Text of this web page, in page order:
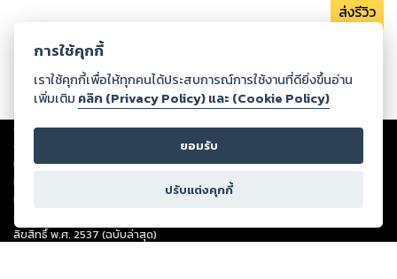
ส่งรีวิว
Copyright ©2026Storylog Co., Ltd. - สตอรี่ล็อกขอสงวนสิทธิ์ไม่รับผิดชอบ
ต่อผลงานหรือเนื้อหาใดที่อัปโหลดผ่านเว็บไซต์และปรากฏว่าละเมิดสิทธิใน
ทรัพย์สินทางปัญญาของบุคคลอื่นหรือขัดต่อกฎหมายและศีลธรรม ดังนั้น ผู้อ่าน
ทุกท่านโปรดใช้วิจารณญาณในการกลั่นกรองด้วยตนเอง และหากท่านพบว่าส่วน
หนึ่งส่วนใดขัดต่อกฎหมายและศีลธรรม กรุณาแจ้งมายังบริษัท เพื่อทีมงานจะได้
ดำเนินการในทันที ทั้งนี้ ทางสตอรี่ล็อกขอสงวนลิขสิทธิ์ตามพระราชบัญญัติ
ลิขสิทธิ์ พ.ศ. 2537 (ฉบับล่าสุด)
การใช้คุกกี้
เราใช้คุกกี้เพื่อให้ทุกคนได้ประสบการณ์การใช้งานที่ดียิ่งขึ้นอ่าน
เพิ่มเติม คลิก (Privacy Policy) และ (Cookie Policy)
ยอมรับ
ปรับแต่งคุกกี้